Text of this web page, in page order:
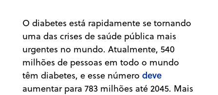
O diabetes está rapidamente se tornando
uma das crises de saúde pública mais
urgentes no mundo. Atualmente, 540
milhões de pessoas em todo o mundo
têm diabetes, e esse número deve
aumentar para 783 milhões até 2045. Mais